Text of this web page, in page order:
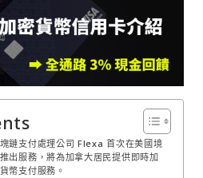
鏈支付處理公司 Flexa 首次在美國境
出服務，將為加拿大居民提供即時加
幣支付服務。